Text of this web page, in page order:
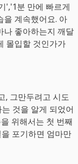
','1분 만에 빠르게
을 계속했어요. 아
나 좋아하는지 깨달
몰입할 것인가가
, 그만두려고 시도
것을 알게 되었어
위해서는 첫 번째
포기하면 엄마만